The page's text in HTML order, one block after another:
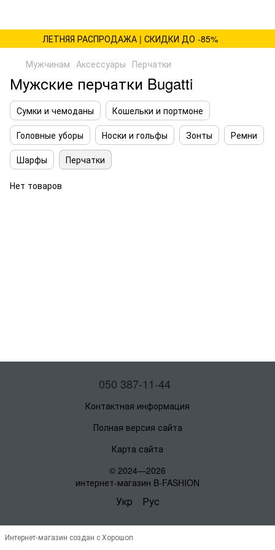
ЛЕТНЯЯ РАСПРОДАЖА | СКИДКИ ДО -85%
Мужчинам Аксессуары Перчатки
Мужские перчатки Bugatti
Сумки и чемоданы
Кошельки и портмоне
Головные уборы
Носки и гольфы Зонты
Ремни
Шарфы
Перчатки
Нет товаров
050 387-11-44
Контактная информация
Полная версия сайта
Карта сайта
© 2024—2026
интернет-магазин B-FASHION
Укр Рус
Интернет-магазин создан с Хорошоп